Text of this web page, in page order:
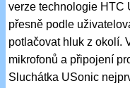
verze technologie HTC
přesně podle
potlačovat hluk z okolí.
mikrofonů a připojení
Sluchátka USonic